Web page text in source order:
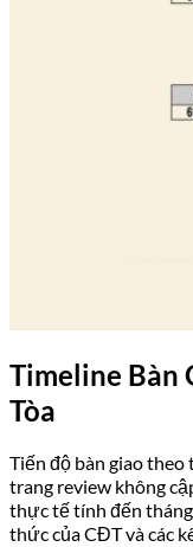
Timeline Bàn
Tòa
Tiến độ bàn giao
trang review không
thực tế tính đến
thức của CĐT và các